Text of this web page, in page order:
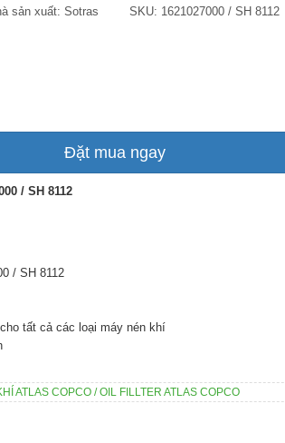
sản xuất:Sotras SKU: 1621027000 / SH 8112
Đặt mua ngay
/ SH 8112
/ SH 8112
tất cả các loại máy nén khí
ATLAS COPCO / OIL FILLTER ATLAS COPCO